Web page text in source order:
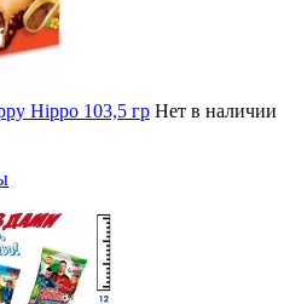
Hippo 103,5 гр Нет в наличии